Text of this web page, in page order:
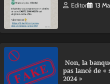
Editor 13
Non, la
pas lancé de
2024 »